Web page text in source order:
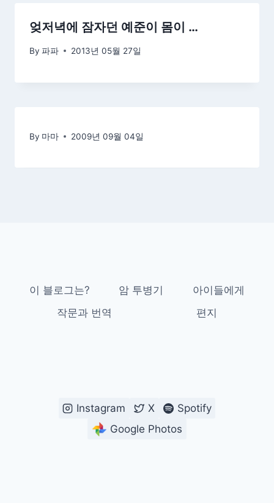
엊저녁에 잠자던 예준이 몸이 …
By 파파 2013년 05월 27일
By 마마 2009년 09월 04일
이 블로그는? 암 투병기
아이들에게
작문과 번역
편지
Instagram X
Spotify
Google Photos